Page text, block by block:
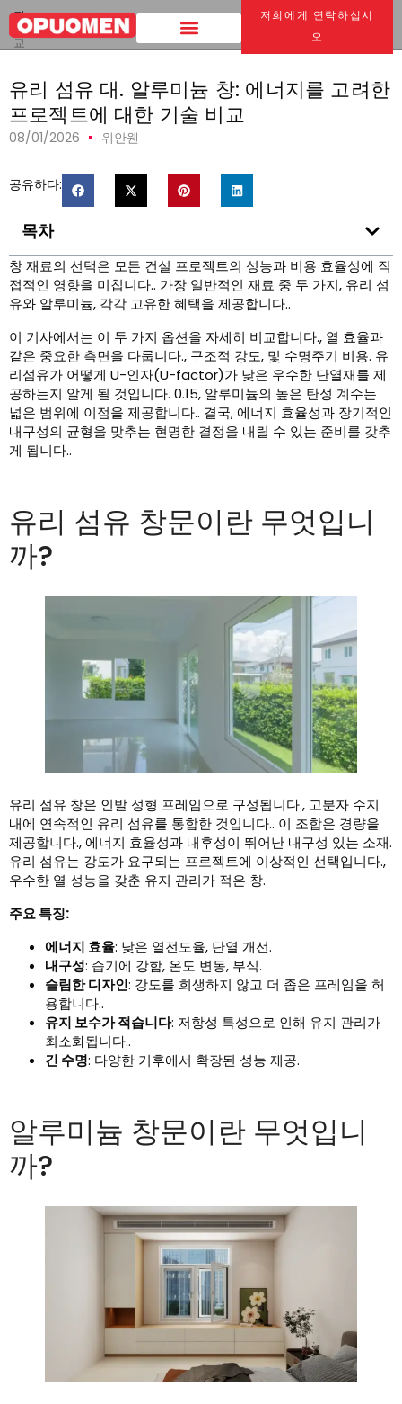
저희에게 연락하십시
오
집 >
유리 섬유 대. 알루미늄 창: 에너지를 고려한 프로젝트에 대한 기술 비
교
유리 섬유 대. 알루미늄 창: 에너지를 고려한
프로젝트에 대한 기술 비교
08/01/2026 위안웬
공유하다:
목차
창 재료의 선택은 모든 건설 프로젝트의 성능과 비용 효율성에 직
접적인 영향을 미칩니다.. 가장 일반적인 재료 중 두 가지, 유리 섬
유와 알루미늄, 각각 고유한 혜택을 제공합니다..
이 기사에서는 이 두 가지 옵션을 자세히 비교합니다., 열 효율과
같은 중요한 측면을 다룹니다., 구조적 강도, 및 수명주기 비용. 유
리섬유가 어떻게 U-인자(U-factor)가 낮은 우수한 단열재를 제
공하는지 알게 될 것입니다. 0.15, 알루미늄의 높은 탄성 계수는 ​​
넓은 범위에 이점을 제공합니다.. 결국, 에너지 효율성과 장기적인
내구성의 균형을 맞추는 현명한 결정을 내릴 수 있는 준비를 갖추
게 됩니다..
유리 섬유 창문이란 무엇입니
까?
유리 섬유 창은 인발 성형 프레임으로 구성됩니다., 고분자 수지
내에 연속적인 유리 섬유를 통합한 것입니다.. 이 조합은 경량을
제공합니다., 에너지 효율성과 내후성이 뛰어난 내구성 있는 소재.
유리 섬유는 강도가 요구되는 프로젝트에 이상적인 선택입니다.,
우수한 열 성능을 갖춘 유지 관리가 적은 창.
주요 특징:
에너지 효율: 낮은 열전도율, 단열 개선.
내구성: 습기에 강함, 온도 변동, 부식.
슬림한 디자인: 강도를 희생하지 않고 더 좁은 프레임을 허
용합니다..
유지 보수가 적습니다: 저항성 특성으로 인해 유지 관리가
최소화됩니다..
긴 수명: 다양한 기후에서 확장된 성능 제공.
알루미늄 창문이란 무엇입니
까?